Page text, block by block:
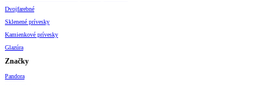
Dvojfarebné
Sklenené prívesky
Kamienkové prívesky
Glazúra
Značky
Pandora